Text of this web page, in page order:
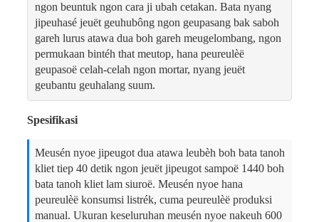
ngon beuntuk ngon cara ji ubah cetakan. Bata nyang
jipeuhasé jeuët geuhubông ngon geupasang bak saboh
gareh lurus atawa dua boh gareh meugelombang, ngon
permukaan bintéh that meutop, hana peureulèë
geupasoë celah-celah ngon mortar, nyang jeuët
geubantu geuhalang suum.
Spesifikasi
Meusén nyoe jipeugot dua atawa leubèh boh bata tanoh
kliet tiep 40 detik ngon jeuët jipeugot sampoë 1440 boh
bata tanoh kliet lam siuroë. Meusén nyoe hana
peureulèë konsumsi listrék, cuma peureulèë produksi
manual. Ukuran keseluruhan meusén nyoe nakeuh 600